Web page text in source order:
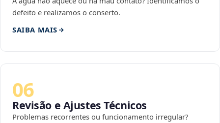
defeito e realizamos o conserto.
SAIBA MAIS
06
Revisão e Ajustes Técnicos
Problemas recorrentes ou funcionamento irregular?